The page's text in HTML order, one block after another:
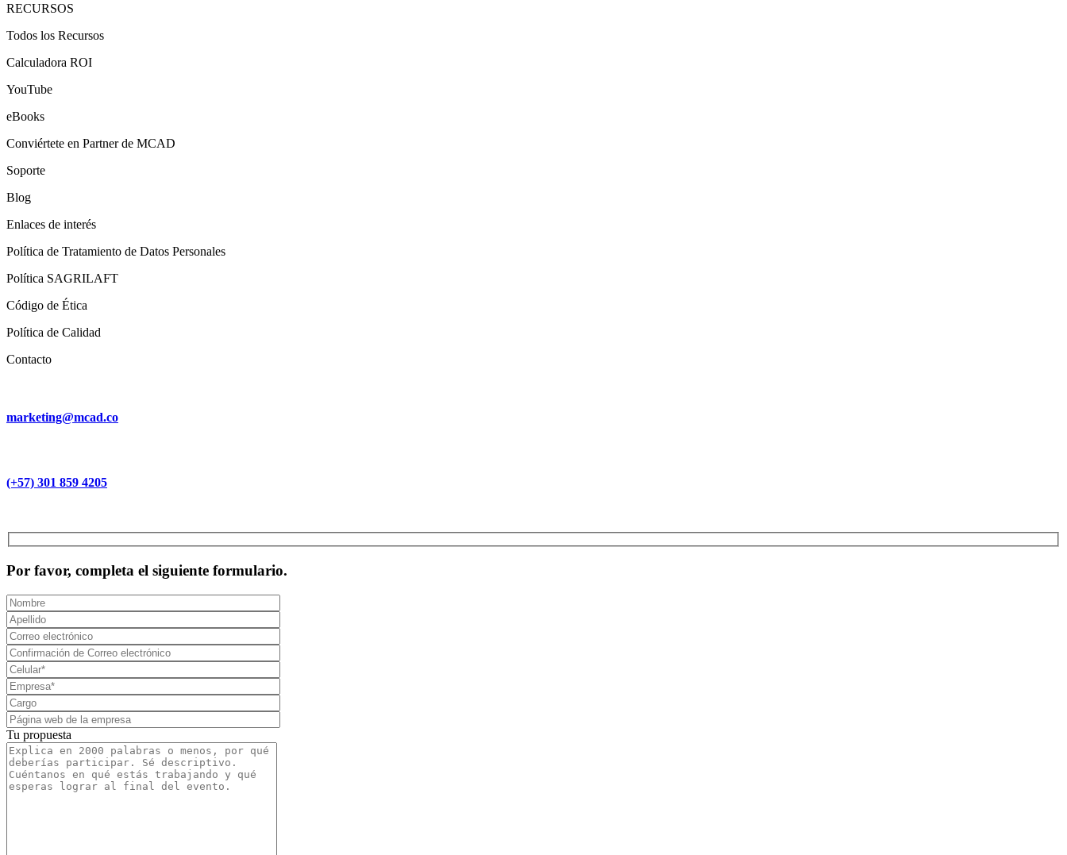
RECURSOS
Todos los Recursos
Calculadora ROI
YouTube
eBooks
Conviértete en Partner de MCAD
Soporte
Blog
Enlaces de interés
Política de Tratamiento de Datos Personales
Política SAGRILAFT
Código de Ética
Política de Calidad
Contacto
marketing@mcad.co
(+57) 301 859 4205
Por favor, completa el siguiente formulario.
Tu propuesta